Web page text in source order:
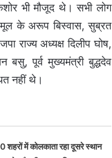
भी मौजूद थे। सभी लोग
के अरूप बिस्वास, सुब्रत
राज्य अध्यक्ष दिलीप घोष,
बसु, पूर्व मुख्यमंत्री बुद्धदेव
नहीं थे।
शहरों में कोलकाता रहा दूसरे स्थान